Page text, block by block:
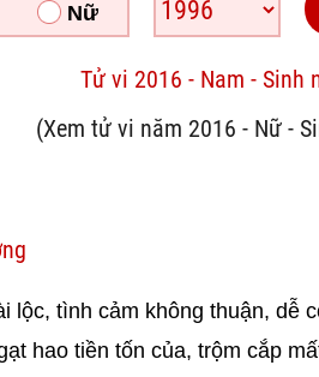
Nữ
Tử vi 2016 - Nam - Sinh
(Xem tử vi năm 2016 - Nữ -
lộc, tình cảm không thuận, dễ
hao tiền tốn của, trộm cắp